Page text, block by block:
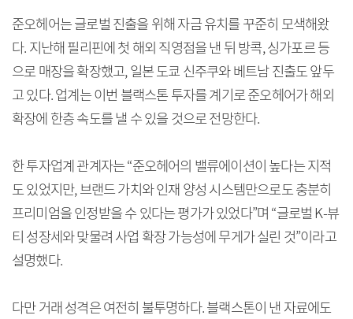
준오헤어는 글로벌 진출을 위해 자금 유치를 꾸준히 모색해왔
다. 지난해 필리핀에 첫 해외 직영점을 낸 뒤 방콕, 싱가포르 등
으로 매장을 확장했고, 일본 도쿄 신주쿠와 베트남 진출도 앞두
고 있다. 업계는 이번 블랙스톤 투자를 계기로 준오헤어가 해외
확장에 한층 속도를 낼 수 있을 것으로 전망한다.
한 투자업계 관계자는 “준오헤어의 밸류에이션이 높다는 지적
도 있었지만, 브랜드 가치와 인재 양성 시스템만으로도 충분히
프리미엄을 인정받을 수 있다는 평가가 있었다”며 “글로벌 K-뷰
티 성장세와 맞물려 사업 확장 가능성에 무게가 실린 것”이라고
설명했다.
다만 거래 성격은 여전히 불투명하다. 블랙스톤이 낸 자료에도